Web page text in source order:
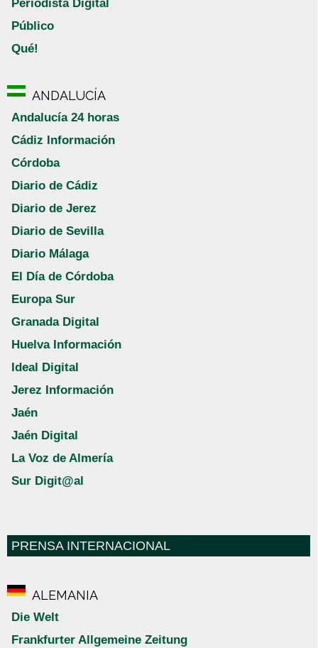
Periodista Digital
Público
Qué!
ANDALUCÍA
Andalucía 24 horas
Cádiz Información
Córdoba
Diario de Cádiz
Diario de Jerez
Diario de Sevilla
Diario Málaga
El Día de Córdoba
Europa Sur
Granada Digital
Huelva Información
Ideal Digital
Jerez Información
Jaén
Jaén Digital
La Voz de Almería
Sur Digit@al
PRENSA INTERNACIONAL
ALEMANIA
Die Welt
Frankfurter Allgemeine Zeitung